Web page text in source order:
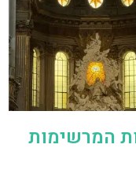
המרשימות